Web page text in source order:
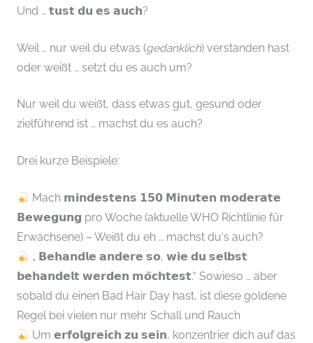
Und … 𝘁𝘂𝘀𝘁 𝗱𝘂 𝗲𝘀 𝗮𝘂𝗰𝗵?
Weil … nur weil du etwas (gedanklich) verstanden hast
oder weißt … setzt du es auch um?
Nur weil du weißt, dass etwas gut, gesund oder
zielführend ist … machst du es auch?
Drei kurze Beispiele:
Mach 𝗺𝗶𝗻𝗱𝗲𝘀𝘁𝗲𝗻𝘀 𝟭𝟱𝟬 𝗠𝗶𝗻𝘂𝘁𝗲𝗻 𝗺𝗼𝗱𝗲𝗿𝗮𝘁𝗲
𝗕𝗲𝘄𝗲𝗴𝘂𝗻𝗴 pro Woche (aktuelle WHO Richtlinie für
Erwachsene) – Weißt du eh … machst du‘s auch?
„ 𝗕𝗲𝗵𝗮𝗻𝗱𝗹𝗲 𝗮𝗻𝗱𝗲𝗿𝗲 𝘀𝗼, 𝘄𝗶𝗲 𝗱𝘂 𝘀𝗲𝗹𝗯𝘀𝘁
𝗯𝗲𝗵𝗮𝗻𝗱𝗲𝗹𝘁 𝘄𝗲𝗿𝗱𝗲𝗻 𝗺𝗼̈𝗰𝗵𝘁𝗲𝘀𝘁.“ Sowieso … aber
sobald du einen Bad Hair Day hast, ist diese goldene
Regel bei vielen nur mehr Schall und Rauch
Um 𝗲𝗿𝗳𝗼𝗹𝗴𝗿𝗲𝗶𝗰𝗵 𝘇𝘂 𝘀𝗲𝗶𝗻, konzentrier dich auf das